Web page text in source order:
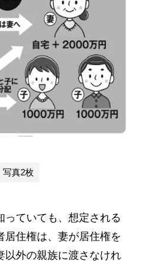
写真2枚
ていても、想定される
居住権は、妻が居住権を
以外の親族に渡さなけれ